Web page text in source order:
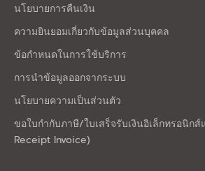
นโยบายการคืนเงิน
ความยินยอมเกี่ยวกับข้อมูลส่วนบุคคล
ข้อกำหนดในการใช้บริการ
การนำข้อมูลออกจากระบบ
นโยบายความเป็นส่วนตัว
ขอใบกำกับภาษี/ใบเสร็จรับเงินอิเล็กทรอนิก
Receipt Invoice)